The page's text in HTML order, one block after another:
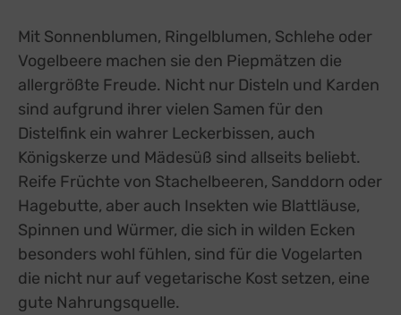
Mit Sonnenblumen, Ringelblumen, Schlehe oder
Vogelbeere machen sie den Piepmätzen die
allergrößte Freude. Nicht nur Disteln und Karden
sind aufgrund ihrer vielen Samen für den
Distelfink ein wahrer Leckerbissen, auch
Königskerze und Mädesüß sind allseits beliebt.
Reife Früchte von Stachelbeeren, Sanddorn oder
Hagebutte, aber auch Insekten wie Blattläuse,
Spinnen und Würmer, die sich in wilden Ecken
besonders wohl fühlen, sind für die Vogelarten
die nicht nur auf vegetarische Kost setzen, eine
gute Nahrungsquelle.